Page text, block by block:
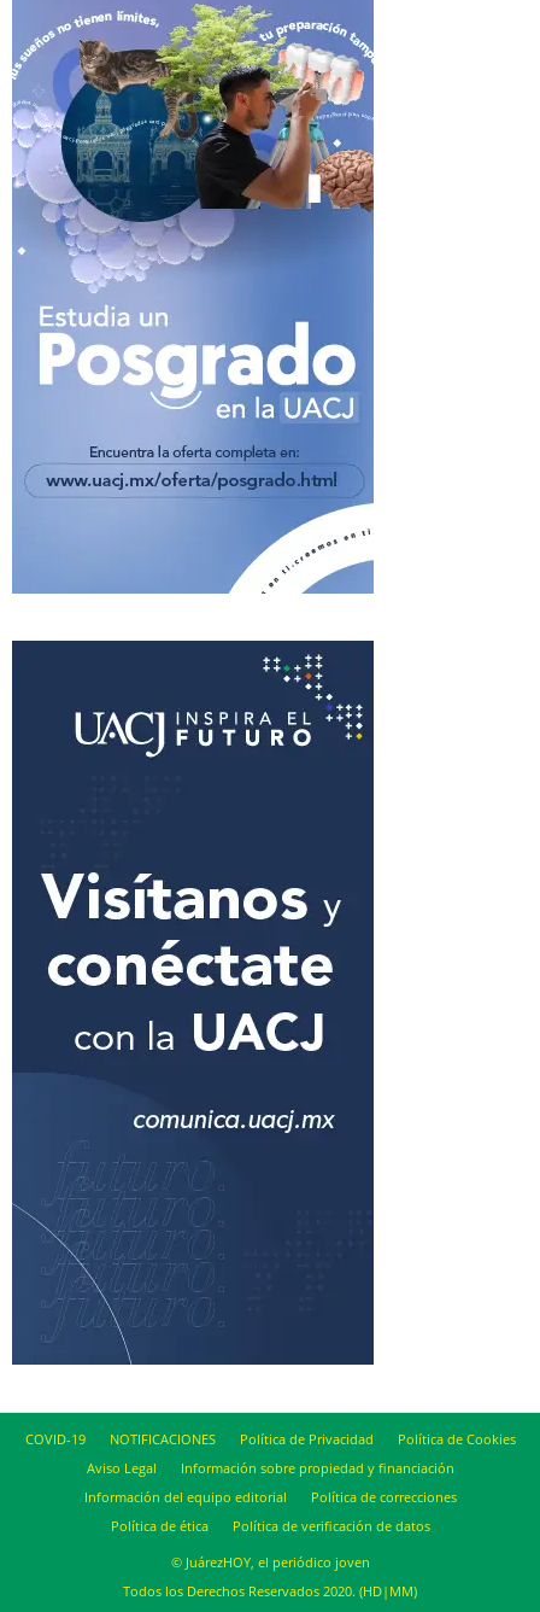
COVID-19 NOTIFICACIONES Política de Privacidad
Política de Cookies
Aviso Legal
Información sobre propiedad y financiación
Información del equipo editorial
Política de correcciones
Política de ética
Política de verificación de datos
© JuárezHOY, el periódico joven
Todos los Derechos Reservados 2020. (HD|MM)